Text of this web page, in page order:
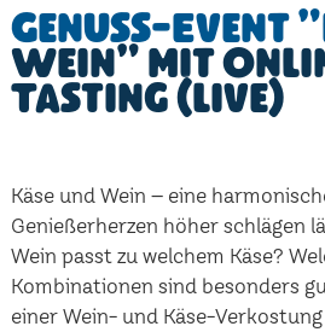
Genuss-Event
Wein" mit
Tasting (live)
Käse und Wein – eine
Genießerherzen höher schlägen
Wein passt zu welchem Käse?
Kombinationen sind besonders
einer Wein- und Käse-